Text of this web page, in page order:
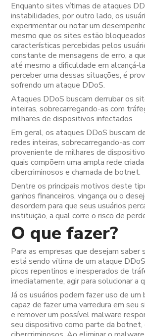
Enquanto sites vítimas de ataques
instabilidades, por outro lado, os
experimentar ou notar um
mesmo que os sites estão
características percebidas pelos
constante de mensagens de erro, a
até mesmo a dificuldade em alcançá-
perceber uma dessas situações, é
sofrendo um ataque DDoS.
Ataques DDoS buscam derrubar os
inteiras, sobrecarregando-as com
milhares de dispositivos infectados
Em geral, os ataques DDoS buscam
redes inteiras, sobrecarregando-as
proveniente de milhares de
quais compõem uma ampla rede
cibercriminosos e chamada de botnet.
Dentre os principais motivos deste
ganhos financeiros, vingança ou o
desordem para que seus usuários
instituição, a qual corre o risco de
O que fazer?
Para as empresas que desejam saber
está sendo vítima de um ataque
picos repentinos e inesperados de
imediatamente, agir para solucionar a
Já os usuários podem fazer uso de um
capaz de fazer uma varredura em seu
e remover um possível malware
seu dispositivo como parte da botnet,